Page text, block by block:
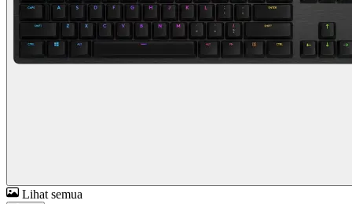
Lihat semua